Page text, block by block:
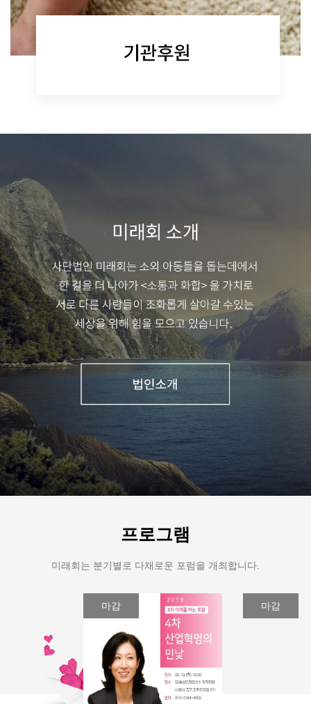
프로그램
미래회는 분기별로 다채로운 포럼을 개최합니다.
마감 마감